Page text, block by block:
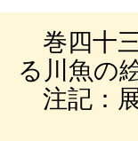
巻四十
る川魚の
注記：